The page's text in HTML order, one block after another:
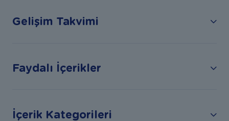
Gelişim Takvimi
Faydalı İçerikler
İçerik Kategorileri